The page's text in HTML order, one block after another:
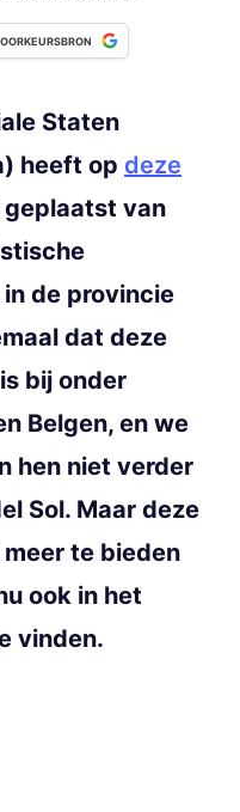
Staten
heeft op deze
van
de provincie
dat deze
bij onder
Belgen, en we
hen niet verder
Sol. Maar deze
te bieden
ook in het
vinden.